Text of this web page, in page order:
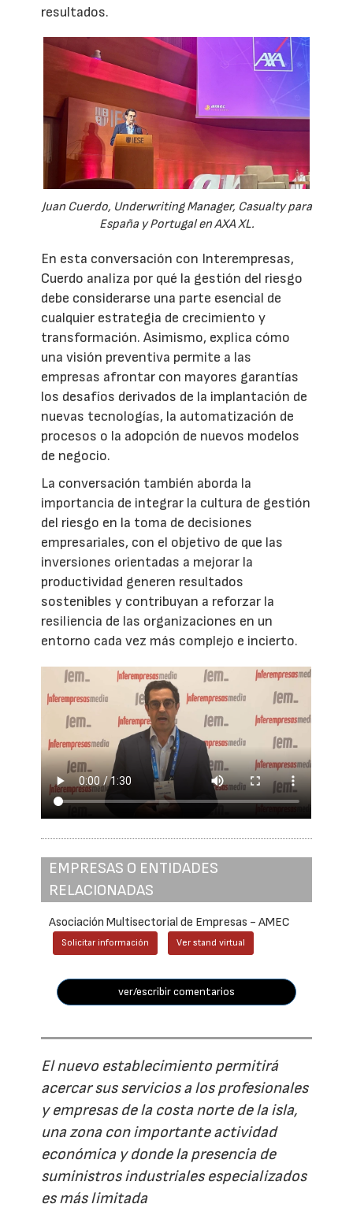
resultados.
Juan Cuerdo, Underwriting Manager, Casualty para
España y Portugal en AXA XL.
En esta conversación con Interempresas,
Cuerdo analiza por qué la gestión del riesgo
debe considerarse una parte esencial de
cualquier estrategia de crecimiento y
transformación. Asimismo, explica cómo
una visión preventiva permite a las
empresas afrontar con mayores garantías
los desafíos derivados de la implantación de
nuevas tecnologías, la automatización de
procesos o la adopción de nuevos modelos
de negocio.
La conversación también aborda la
importancia de integrar la cultura de gestión
del riesgo en la toma de decisiones
empresariales, con el objetivo de que las
inversiones orientadas a mejorar la
productividad generen resultados
sostenibles y contribuyan a reforzar la
resiliencia de las organizaciones en un
entorno cada vez más complejo e incierto.
EMPRESAS O ENTIDADES
RELACIONADAS
Asociación Multisectorial de Empresas - AMEC
Solicitar información Ver stand virtual
ver/escribir comentarios
El nuevo establecimiento permitirá
acercar sus servicios a los profesionales
y empresas de la costa norte de la isla,
una zona con importante actividad
económica y donde la presencia de
suministros industriales especializados
es más limitada